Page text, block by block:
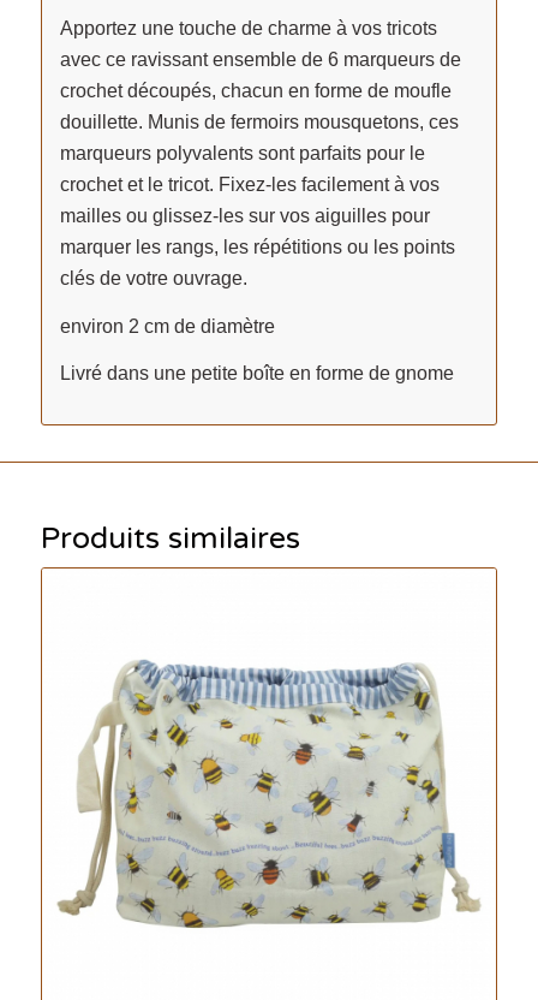
Apportez une touche de charme à vos tricots
avec ce ravissant ensemble de 6 marqueurs de
crochet découpés, chacun en forme de moufle
douillette. Munis de fermoirs mousquetons, ces
marqueurs polyvalents sont parfaits pour le
crochet et le tricot. Fixez-les facilement à vos
mailles ou glissez-les sur vos aiguilles pour
marquer les rangs, les répétitions ou les points
clés de votre ouvrage.
environ 2 cm de diamètre
Livré dans une petite boîte en forme de gnome
Produits similaires